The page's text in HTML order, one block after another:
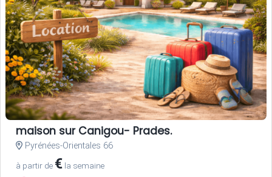
maison sur Canigou- Prades.
Pyrénées-Orientales 66
à partir de € la semaine